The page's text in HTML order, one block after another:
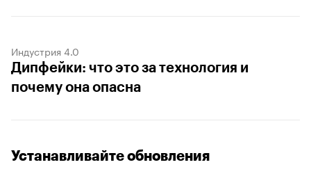
Индустрия 4.0
Дипфейки: что это за технология и
почему она опасна
Устанавливайте обновления